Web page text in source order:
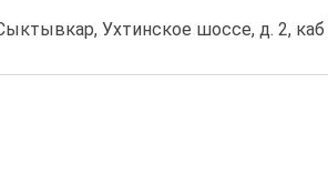
Ухтинское шоссе, д. 2,